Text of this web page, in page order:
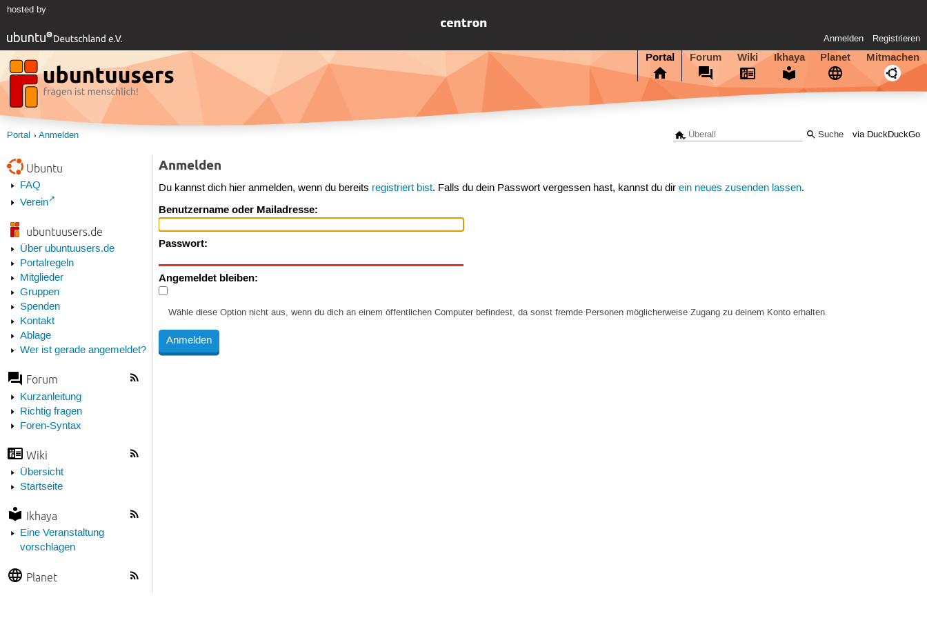
hosted by
Anmelden Registrieren
Portal Forum Wiki Ikhaya Planet Mitmachen
via DuckDuckGo
Portal Anmelden
Ubuntu
FAQ
Verein
ubuntuusers.de
Über ubuntuusers.de
Portalregeln
Mitglieder
Gruppen
Spenden
Kontakt
Ablage
Wer ist gerade angemeldet?
Forum
Kurzanleitung
Richtig fragen
Foren-Syntax
Wiki
Übersicht
Startseite
Ikhaya
Eine Veranstaltung
vorschlagen
Planet
Anmelden
Du kannst dich hier anmelden, wenn du bereits registriert bist. Falls du dein Passwort vergessen hast, kannst du direin neues zusenden lassen.
Benutzername oder Mailadresse:
Passwort:
Angemeldet bleiben:
Wähle diese Option nicht aus, wenn du dich an einem öffentlichen Computer befindest, da sonst fremde Personen möglicherweise Zugang zu deinem Konto erhalten.